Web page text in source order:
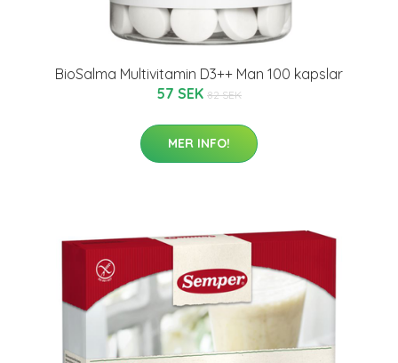
BioSalma Multivitamin D3++ Man 100 kapslar
57 SEK 82 SEK
MER INFO!